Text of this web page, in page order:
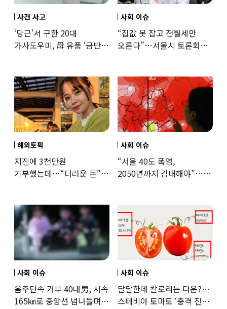
사건 사고
‘당근’서 구한 20대
가사도우미, 母 유품 ‘금반지
사회 이슈
“집값 못 잡고 전월세만
오른다”…서울시 토론회서
해외토픽
지진에 3천만원
기부했는데…“더러운 돈”
사회 이슈
“서울 40도 폭염,
2050년까지 감내해야”…
사회 이슈
음주단속 거부 40대男, 시속
165㎞로 중앙선 넘나들며
사회 이슈
달달한데 칼로리는 다운?…
스테비아 토마토 ‘충격 진실’